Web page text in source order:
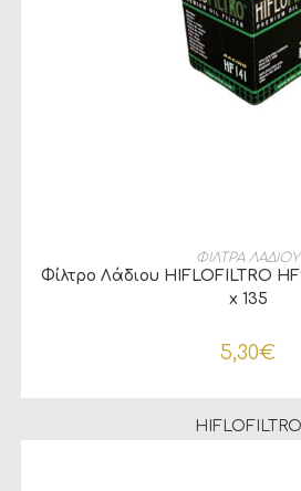
ΠΡΟΣΘΉΚΗ ΣΤΟ
ΦΙΛΤΡΑ ΛΑΔΙΟΥ
Φίλτρο Λάδιου HIFLOFILTRO
x 135
5,30€
HIFLOFILTRO